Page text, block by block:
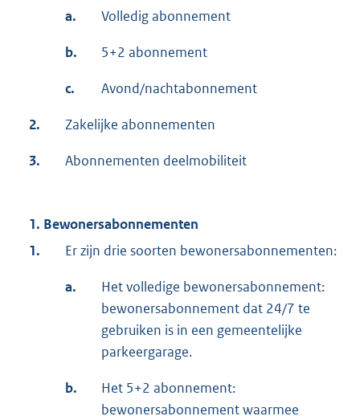
a. Volledig abonnement
b. 5+2 abonnement
c. Avond/nachtabonnement
2. Zakelijke abonnementen
3. Abonnementen deelmobiliteit
1. Bewonersabonnementen
1.
Er zijn drie soorten bewonersabonnementen:
a.
Het volledige bewonersabonnement:
bewonersabonnement dat 24/7 te
gebruiken is in een gemeentelijke
parkeergarage.
b.
Het 5+2 abonnement:
bewonersabonnement waarmee